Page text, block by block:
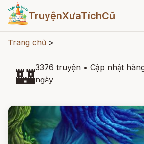
TruyệnXưaTíchCũ
Trang chủ >
🏰3376 truyện • Cập nhật
ngày